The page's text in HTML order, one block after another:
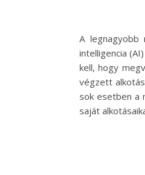
A legnagyobb
intelligencia
kell, hogy
végzett
sok esetben a
saját